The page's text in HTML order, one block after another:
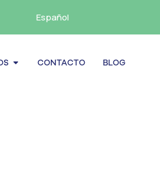
Español
Abrir Servicios
CONTACTO BLOG